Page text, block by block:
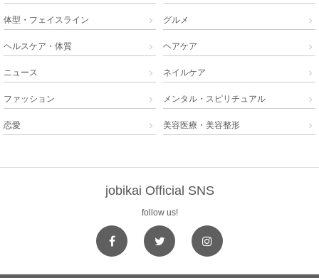
体型・フェイスライン  グルメ 
ヘルスケア・体質  ヘアケア 
ニュース  ネイルケア 
ファッション  メンタル・スピリチュアル 
恋愛  美容医療・美容整形 
jobikai Official SNS
follow us!